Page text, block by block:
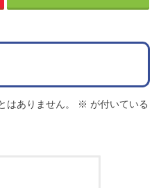
はありません。 ※ が付いている